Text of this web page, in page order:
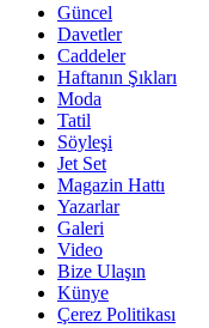
Güncel
Davetler
Caddeler
Haftanın Şıkları
Moda
Tatil
Söyleşi
Jet Set
Magazin Hattı
Yazarlar
Galeri
Video
Bize Ulaşın
Künye
Çerez Politikası